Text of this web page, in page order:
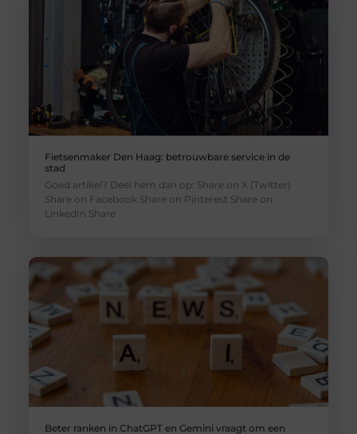
Fietsenmaker Den Haag: betrouwbare service in de
stad
Goed artikel? Deel hem dan op: Share on X (Twitter)
Share on Facebook Share on Pinterest Share on
LinkedIn Share
Beter ranken in ChatGPT en Gemini vraagt om een